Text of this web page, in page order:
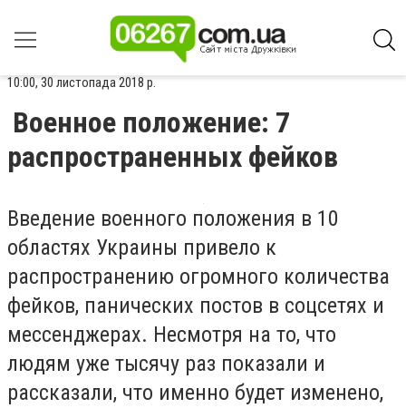
10:00, 30 листопада 2018 р.
Военное положение: 7
распространенных фейков
Введение военного положения в 10
областях Украины привело к
распространению огромного количества
фейков, панических постов в соцсетях и
мессенджерах. Несмотря на то, что
людям уже тысячу раз показали и
рассказали, что именно будет изменено,